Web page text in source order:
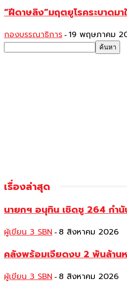
“ฝีดาษลิง”มฤตยูโรคระบาดม
กองบรรณาธิการ - 19 พฤษภาคม
เรื่องล่าสุด
นายกฯ อนุทิน เชิดชู 264 กำ
ผู้เขียน 3 SBN - 8 สิงหาคม 2026
คลังพร้อมเจียดงบ 2 พันล้านห
ผู้เขียน 3 SBN - 8 สิงหาคม 2026